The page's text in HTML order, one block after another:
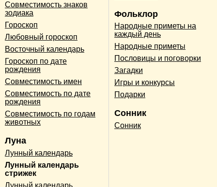
Совместимость знаков
зодиака
Гороскоп
Любовный гороскоп
Восточный календарь
Гороскоп по дате
рождения
Совместимость имен
Совместимость по дате
рождения
Совместимость по годам
животных
Луна
Лунный календарь
Лунный календарь
стрижек
Лунный календарь
Фольклор
Народные приметы на
каждый день
Народные приметы
Пословицы и поговорки
Загадки
Игры и конкурсы
Подарки
Сонник
Сонник